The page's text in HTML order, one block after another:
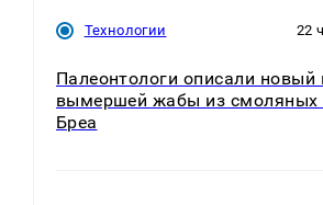
Технологии 22
Палеонтологи описали новый
вымершей жабы из смоляных
Бреа